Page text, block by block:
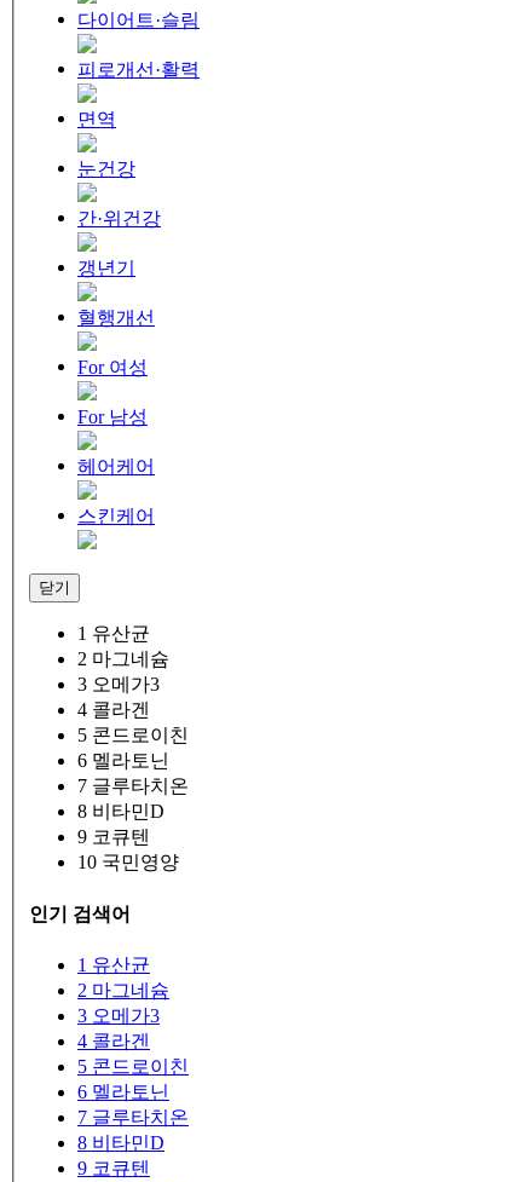
다이어트·슬림
피로개선·활력
면역
눈건강
간·위건강
갱년기
혈행개선
For 여성
For 남성
헤어케어
스킨케어
닫기
1 유산균
2 마그네슘
3 오메가3
4 콜라겐
5 콘드로이친
6 멜라토닌
7 글루타치온
8 비타민D
9 코큐텐
10 국민영양
인기 검색어
1 유산균
2 마그네슘
3 오메가3
4 콜라겐
5 콘드로이친
6 멜라토닌
7 글루타치온
8 비타민D
9 코큐텐